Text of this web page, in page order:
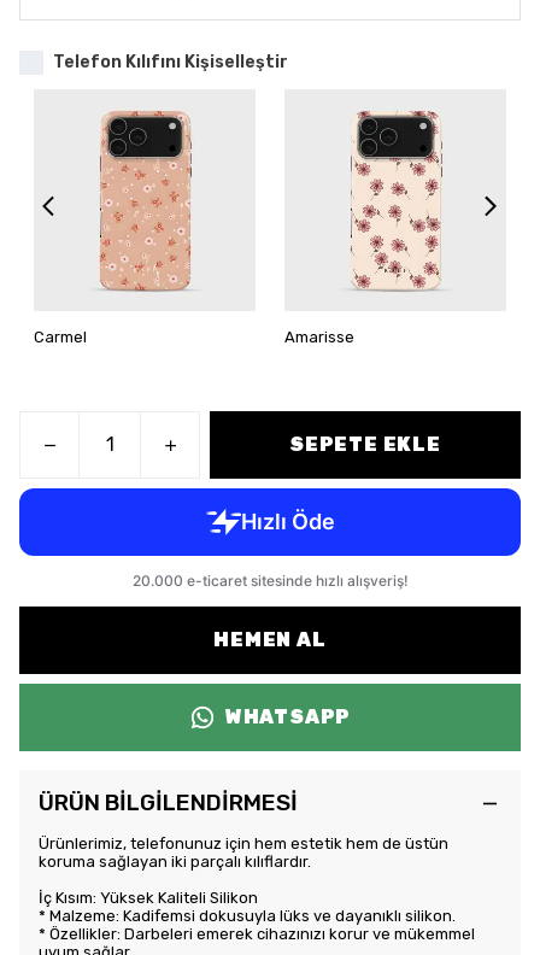
Telefon Kılıfını Kişiselleştir
Carmel Amarisse
SEPETE EKLE
HEMEN AL
WHATSAPP
ÜRÜN BİLGİLENDİRMESİ
Ürünlerimiz, telefonunuz için hem estetik hem de üstün
koruma sağlayan iki parçalı kılıflardır.
İç Kısım: Yüksek Kaliteli Silikon
* Malzeme: Kadifemsi dokusuyla lüks ve dayanıklı silikon.
* Özellikler: Darbeleri emerek cihazınızı korur ve mükemmel